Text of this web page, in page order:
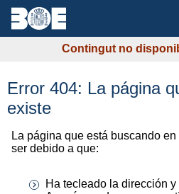
Contingut no
Error 404: La página
existe
La página que está buscando en
ser debido a que:
Ha tecleado la dirección